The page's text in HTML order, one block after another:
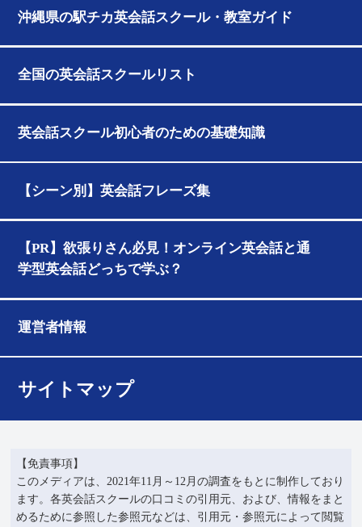
沖縄県の駅チカ英会話スクール・教室ガイド
全国の英会話スクールリスト
英会話スクール初心者のための基礎知識
【シーン別】英会話フレーズ集
【PR】欲張りさん必見！オンライン英会話と通
学型英会話どっちで学ぶ？
運営者情報
サイトマップ
【免責事項】
このメディアは、2021年11月～12月の調査をもとに制作しており
ます。各英会話スクールの口コミの引用元、および、情報をまと
めるために参照した参照元などは、引用元・参照元によって閲覧